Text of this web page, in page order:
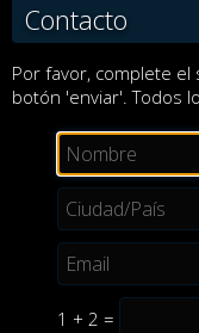
Contacto
Por favor, complete
botón 'enviar'. Todos
1 + 2 =